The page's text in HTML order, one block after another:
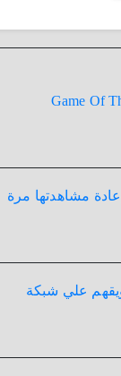
مشاهدتها مرة
تسويقهم علي شبكة